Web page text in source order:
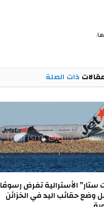
ذات الصلة
ستار” الأسترالية تفرض رسومًا
وضع حقائب اليد في الخزائن